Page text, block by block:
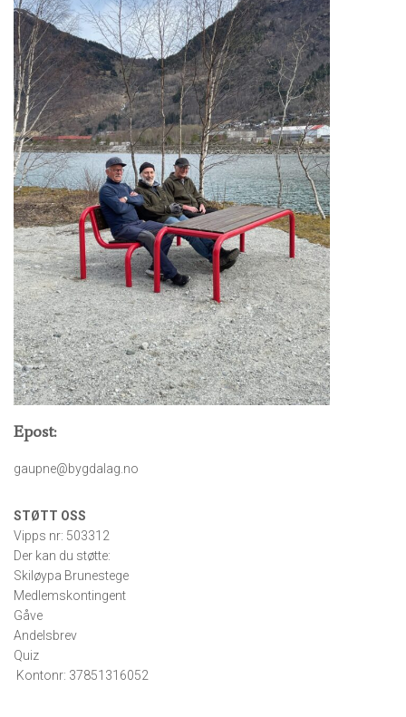
Epost:
gaupne@bygdalag.no
STØTT OSS
Vipps nr: 503312
Der kan du støtte:
Skiløypa Brunestege
Medlemskontingent
Gåve
Andelsbrev
Quiz
Kontonr: 37851316052